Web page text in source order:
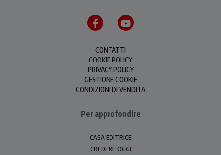
CONTATTI
COOKIE POLICY
PRIVACY POLICY
GESTIONE COOKIE
CONDIZIONI DI VENDITA
Per approfondire
CASA EDITRICE
CREDERE OGGI